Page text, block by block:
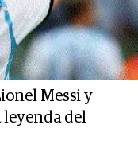
Messi y
leyenda del